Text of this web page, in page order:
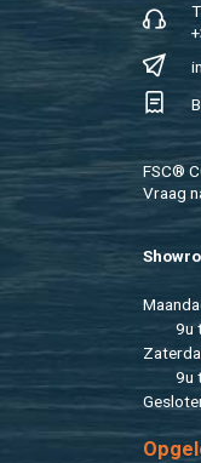
FSC®
Vraag
9u
9u